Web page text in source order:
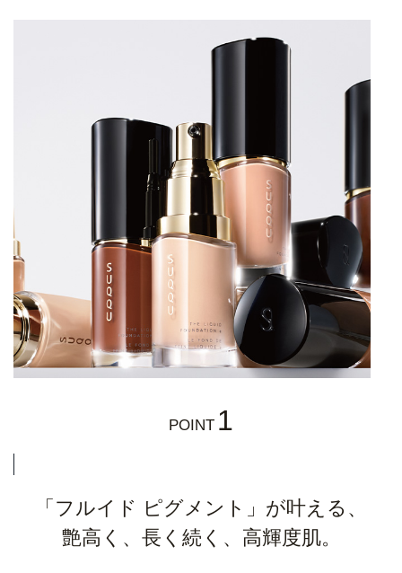
POINT 1
「フルイド ピグメント」が叶える、
艶高く、長く続く、高輝度肌。